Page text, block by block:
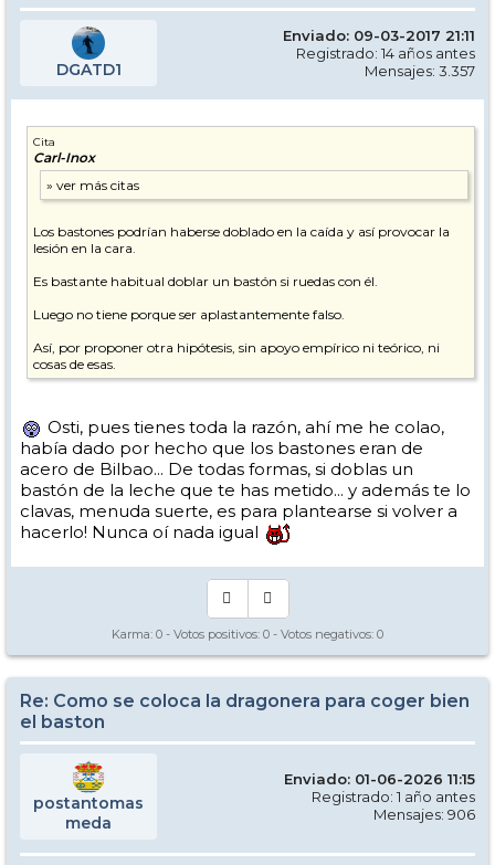
DGATD1
Enviado: 09-03-2017 21:11
Registrado: 14 años antes
Mensajes: 3.357
Cita
Carl-Inox
Los bastones podrían haberse doblado en la caída y así provocar la
lesión en la cara.
Es bastante habitual doblar un bastón si ruedas con él.
Luego no tiene porque ser aplastantemente falso.
Así, por proponer otra hipótesis, sin apoyo empírico ni teórico, ni
cosas de esas.
Osti, pues tienes toda la razón, ahí me he colao,
había dado por hecho que los bastones eran de
acero de Bilbao... De todas formas, si doblas un
bastón de la leche que te has metido... y además te lo
clavas, menuda suerte, es para plantearse si volver a
hacerlo! Nunca oí nada igual
Karma: 0 - Votos positivos: 0 - Votos negativos: 0
Re: Como se coloca la dragonera para coger bien
el baston
postantomas
meda
Enviado: 01-06-2026 11:15
Registrado: 1 año antes
Mensajes: 906